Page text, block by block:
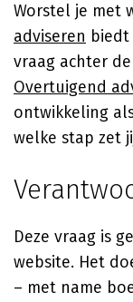
Worstel je met
adviseren
vraag achter
Overtuigend
ontwikkeling
welke stap zet
Deze vraag is
website. Het
– met name